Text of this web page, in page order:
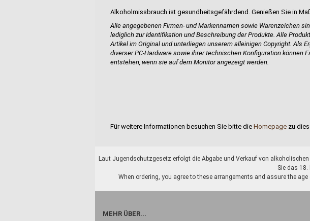
Alkoholmissbrauch ist gesundheitsgefährdend. Genießen Sie in
Alle angegebenen Firmen- und Markennamen sowie Warenzeichen
lediglich zur Identifikation und Beschreibung der Produkte.Alle
Artikel im Original und unterliegen unserem alleinigen Copyright. Als
diverser PC-Hardware sowie ihrer technischen Konfiguration können
entstehen, wenn sie auf dem Monitor angezeigt werden.
Für weitere Informationen besuchen Sie bitte die Homepage zu
Laut Jugendschutzgesetz erfolgt die Abgabe und Verkauf von
Sie das 18.
When ordering, you agree to these arrangements and assure the
MEHR ÜBER...